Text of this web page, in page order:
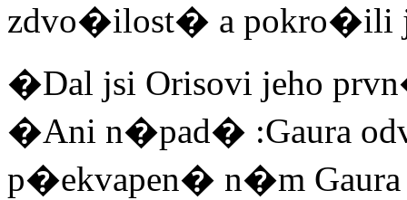
zdvo�ilost� a
�Dal jsi Orisovi jeho
�Ani n�pad� :Gaura
p�ekvapen� n�m